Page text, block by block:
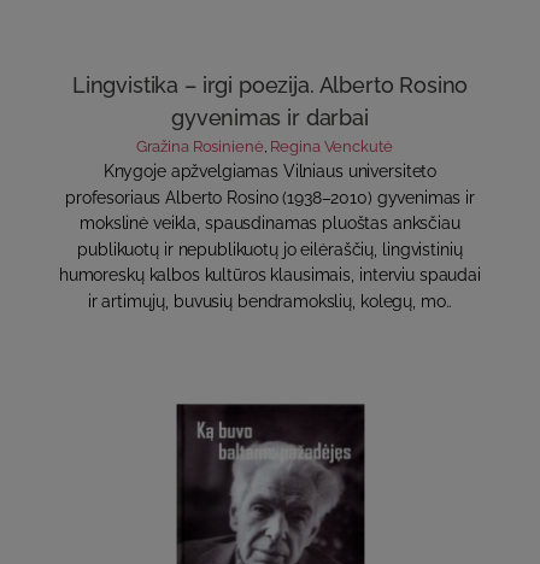
Lingvistika – irgi poezija. Alberto Rosino
gyvenimas ir darbai
Gražina Rosinienė Regina Venckutė
Knygoje apžvelgiamas Vilniaus universiteto
profesoriaus Alberto Rosino (1938–2010) gyvenimas ir
mokslinė veikla, spausdinamas pluoštas anksčiau
publikuotų ir nepublikuotų jo eilėraščių, lingvistinių
humoreskų kalbos kultūros klausimais, interviu spaudai
ir artimųjų, buvusių bendramokslių, kolegų, mo..